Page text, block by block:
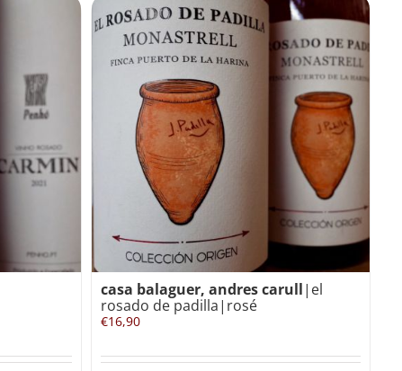
casa balaguer, andres carull|el
rosado de padilla|rosé
€16,90